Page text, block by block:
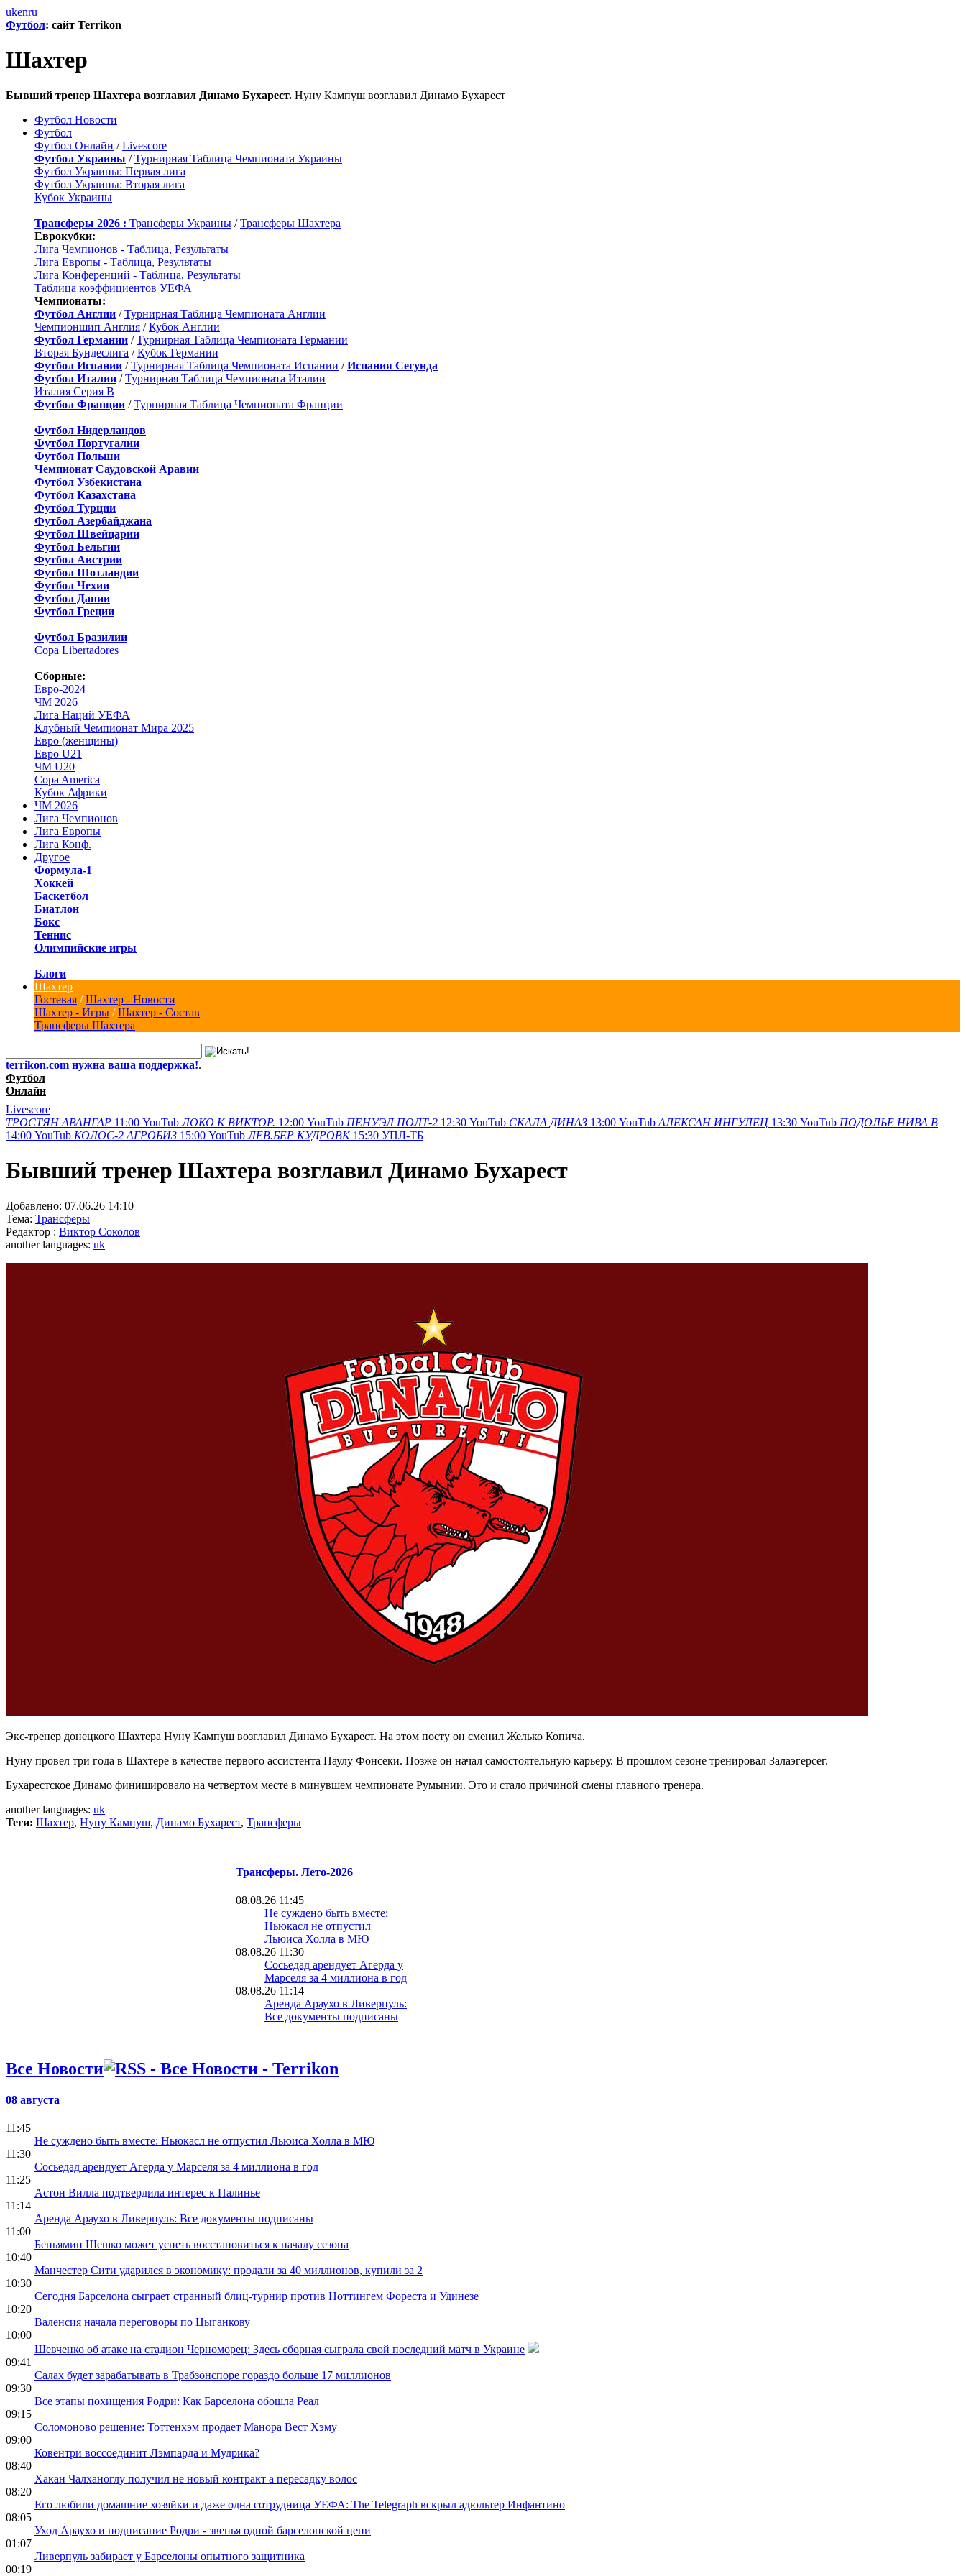
ukenru
Футбол: сайт Terrikon
Шахтер
Бывший тренер Шахтера возглавил Динамо Бухарест. Нуну Кампуш возглавил Динамо Бухарест
Футбол Новости
Футбол
Футбол Онлайн /Livescore
Футбол Украины /Турнирная Таблица Чемпионата Украины
Футбол Украины: Первая лига
Футбол Украины: Вторая лига
Кубок Украины
Трансферы 2026 : Трансферы Украины /Трансферы Шахтера
Еврокубки:
Лига Чемпионов - Таблица, Результаты
Лига Европы - Таблица, Результаты
Лига Конференций - Таблица, Результаты
Таблица коэффициентов УЕФА
Чемпионаты:
Футбол Англии /Турнирная Таблица Чемпионата Англии
Чемпионшип Англия /Кубок Англии
Футбол Германии /Турнирная Таблица Чемпионата Германии
Вторая Бундеслига /Кубок Германии
Футбол Испании /Турнирная Таблица Чемпионата Испании /Испания Сегунда
Футбол Италии /Турнирная Таблица Чемпионата Италии
Италия Серия B
Футбол Франции /Турнирная Таблица Чемпионата Франции
Футбол Нидерландов
Футбол Португалии
Футбол Польши
Чемпионат Саудовской Аравии
Футбол Узбекистана
Футбол Казахстана
Футбол Турции
Футбол Азербайджана
Футбол Швейцарии
Футбол Бельгии
Футбол Австрии
Футбол Шотландии
Футбол Чехии
Футбол Дании
Футбол Греции
Футбол Бразилии
Copa Libertadores
Сборные:
Евро-2024
ЧМ 2026
Лига Наций УЕФА
Клубный Чемпионат Мира 2025
Евро (женщины)
Евро U21
ЧМ U20
Copa America
Кубок Африки
ЧМ 2026
Лига Чемпионов
Лига Европы
Лига Конф.
Другое
Формула-1
Хоккей
Баскетбол
Биатлон
Бокс
Теннис
Олимпийские игры
Блоги
Шахтер
Гостевая /Шахтер - Новости
Шахтер - Игры /Шахтер - Состав
Трансферы Шахтера
terrikon.com нужна ваша поддержка!.
Футбол
Онлайн
Livescore
ТРОСТЯН АВАНГАР 11:00 YouTub ЛОКО К ВИКТОР. 12:00 YouTub ПЕНУЭЛ ПОЛТ-2 12:30 YouTub СКАЛА ДИНАЗ 13:00 YouTub АЛЕКСАН ИНГУЛЕЦ 13:30 YouTub ПОДОЛЬЕ НИВА В
14:00 YouTub КОЛОС-2 АГРОБИЗ 15:00 YouTub ЛЕВ.БЕР КУДРОВК 15:30 УПЛ-ТБ
Бывший тренер Шахтера возглавил Динамо Бухарест
Добавлено: 07.06.26 14:10
Тема: Трансферы
Редактор : Виктор Соколов
another languages: uk
Экс-тренер донецкого Шахтера Нуну Кампуш возглавил Динамо Бухарест. На этом посту он сменил Желько Копича.
Нуну провел три года в Шахтере в качестве первого ассистента Паулу Фонсеки. Позже он начал самостоятельную карьеру. В прошлом сезоне тренировал Залаэгерсег.
Бухарестское Динамо финишировало на четвертом месте в минувшем чемпионате Румынии. Это и стало причиной смены главного тренера.
another languages: uk
Теги: Шахтер, Нуну Кампуш, Динамо Бухарест, Трансферы
Трансферы. Лето-2026
08.08.26 11:45
Не суждено быть вместе:
Ньюкасл не отпустил
Льюиса Холла в МЮ
08.08.26 11:30
Сосьедад арендует Агерда у
Марселя за 4 миллиона в год
08.08.26 11:14
Аренда Араухо в Ливерпуль:
Все документы подписаны
миллионов, купили за 2
08.08.26 10:20
Все Новости
08 августа
11:45
Не суждено быть вместе: Ньюкасл не отпустил Льюиса Холла в МЮ
11:30
Сосьедад арендует Агерда у Марселя за 4 миллиона в год
11:25
Астон Вилла подтвердила интерес к Палинье
11:14
Аренда Араухо в Ливерпуль: Все документы подписаны
11:00
Беньямин Шешко может успеть восстановиться к началу сезона
10:40
Манчестер Сити ударился в экономику: продали за 40 миллионов, купили за 2
10:30
Сегодня Барселона сыграет странный блиц-турнир против Ноттингем Фореста и Удинезе
10:20
Валенсия начала переговоры по Цыганкову
10:00
Шевченко об атаке на стадион Черноморец: Здесь сборная сыграла свой последний матч в Украине
09:41
Салах будет зарабатывать в Трабзонспоре гораздо больше 17 миллионов
09:30
Все этапы похищения Родри: Как Барселона обошла Реал
09:15
Соломоново решение: Тоттенхэм продает Манора Вест Хэму
09:00
Ковентри воссоединит Лэмпарда и Мудрика?
08:40
Хакан Чалханоглу получил не новый контракт а пересадку волос
08:20
Его любили домашние хозяйки и даже одна сотрудница УЕФА: The Telegraph вскрыл адюльтер Инфантино
08:05
Уход Араухо и подписание Родри - звенья одной барселонской цепи
01:07
Ливерпуль забирает у Барселоны опытного защитника
00:19